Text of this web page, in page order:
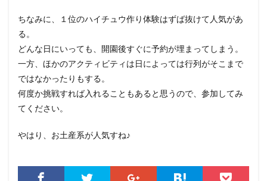
ちなみに、１位のハイチュウ作り体験はずば抜けて人気があ
る。
どんな日にいっても、開園後すぐに予約が埋まってしまう。
一方、ほかのアクティビティは日によっては行列がそこまで
ではなかったりもする。
何度か挑戦すれば入れることもあると思うので、参加してみ
てください。
やはり、お土産系が人気すね♪